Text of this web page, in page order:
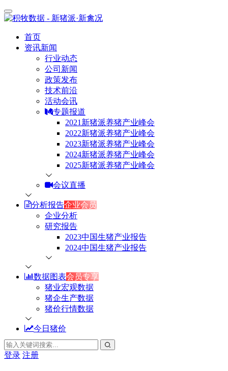
首页
资讯新闻
行业动态
公司新闻
政策发布
技术前沿
活动会讯
专题报道
2021新猪派养猪产业峰会
2022新猪派养猪产业峰会
2023新猪派养猪产业峰会
2024新猪派养猪产业峰会
2025新猪派养猪产业峰会
会议直播
分析报告企业会员
企业分析
研究报告
2023中国生猪产业报告
2024中国生猪产业报告
数据图表会员专享
猪业宏观数据
猪企生产数据
猪价行情数据
今日猪价
登录 注册